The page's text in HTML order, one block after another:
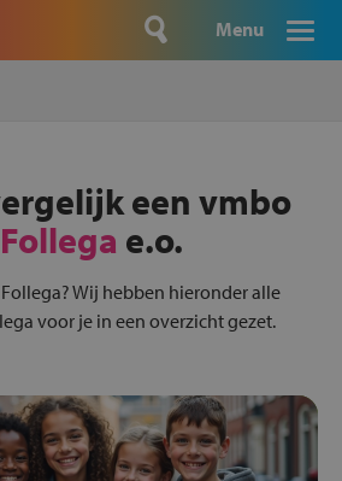
Menu
een vmbo
Follega e.o.
Wij hebben hieronder alle
voor je in een overzicht gezet.